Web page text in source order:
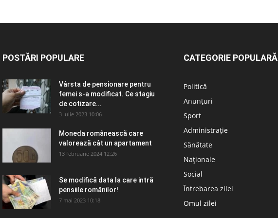
POSTĂRI POPULARE
Vârsta de pensionare pentru
femei s-a modificat. Ce stagiu
de cotizare...
3 iulie 2023 10:06
Moneda românească care
valorează cât un apartament
13 februarie 2024 12:26
Se modifică data la care intră
pensiile românilor!
7 mai 2023 10:18
CATEGORIE POPULARĂ
Politică
Anunțuri
Sport
Administrație
Sănătate
Naționale
Social
Întrebarea zilei
Omul zilei